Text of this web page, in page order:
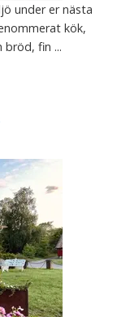
under er nästa
kök,
bröd, fin ...